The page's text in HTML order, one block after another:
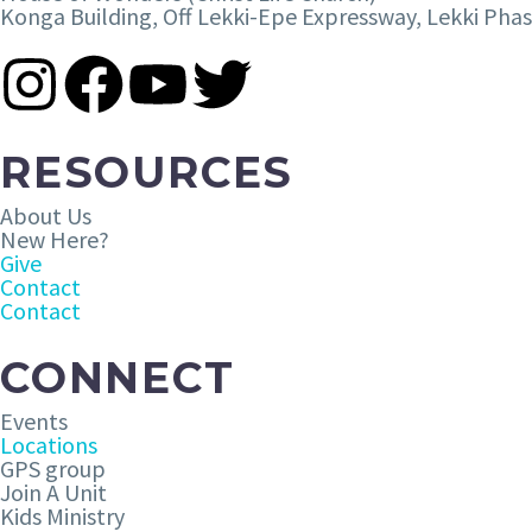
Konga Building, Off Lekki-Epe Expressway, Lekki
RESOURCES
About Us
New Here?
Give
Contact
Contact
CONNECT
Events
Locations
GPS group
Join A Unit
Kids Ministry